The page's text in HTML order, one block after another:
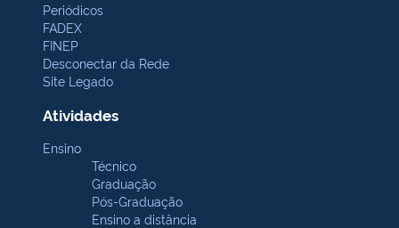
Periódicos
FADEX
FINEP
Desconectar da Rede
Site Legado
Atividades
Ensino
Técnico
Graduação
Pós-Graduação
Ensino a distância